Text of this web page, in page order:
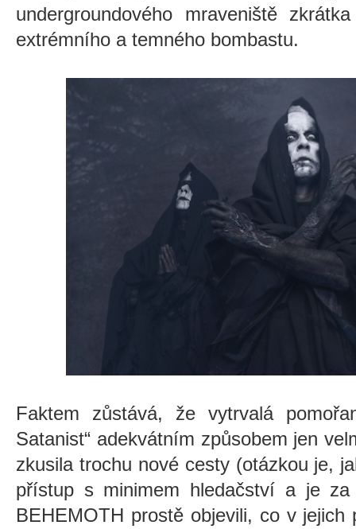
undergroundového mraveniště
extrémního a temného bombastu.
Faktem zůstává, že vytrvalá
Satanist“ adekvátním způsobem jen
zkusila trochu nové cesty (otázkou je,
přístup s minimem hledačství a je
BEHEMOTH prostě objevili, co v